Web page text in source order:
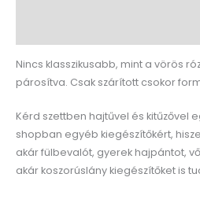
Nincs klasszikusabb, mint a vörös
párosítva. Csak szárított csokor
Kérd szettben hajtűvel és kitűzővel
shopban egyéb kiegészítőkért,
akár fülbevalót, gyerek hajpántot,
akár koszorúslány kiegészítőket is